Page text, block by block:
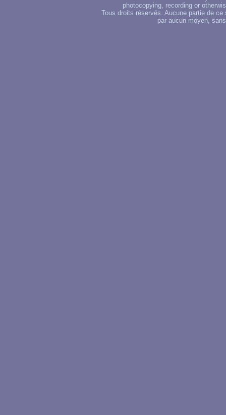
photocopying, recording or
Tous droits réservés. Aucune partie de
par aucun moyen,